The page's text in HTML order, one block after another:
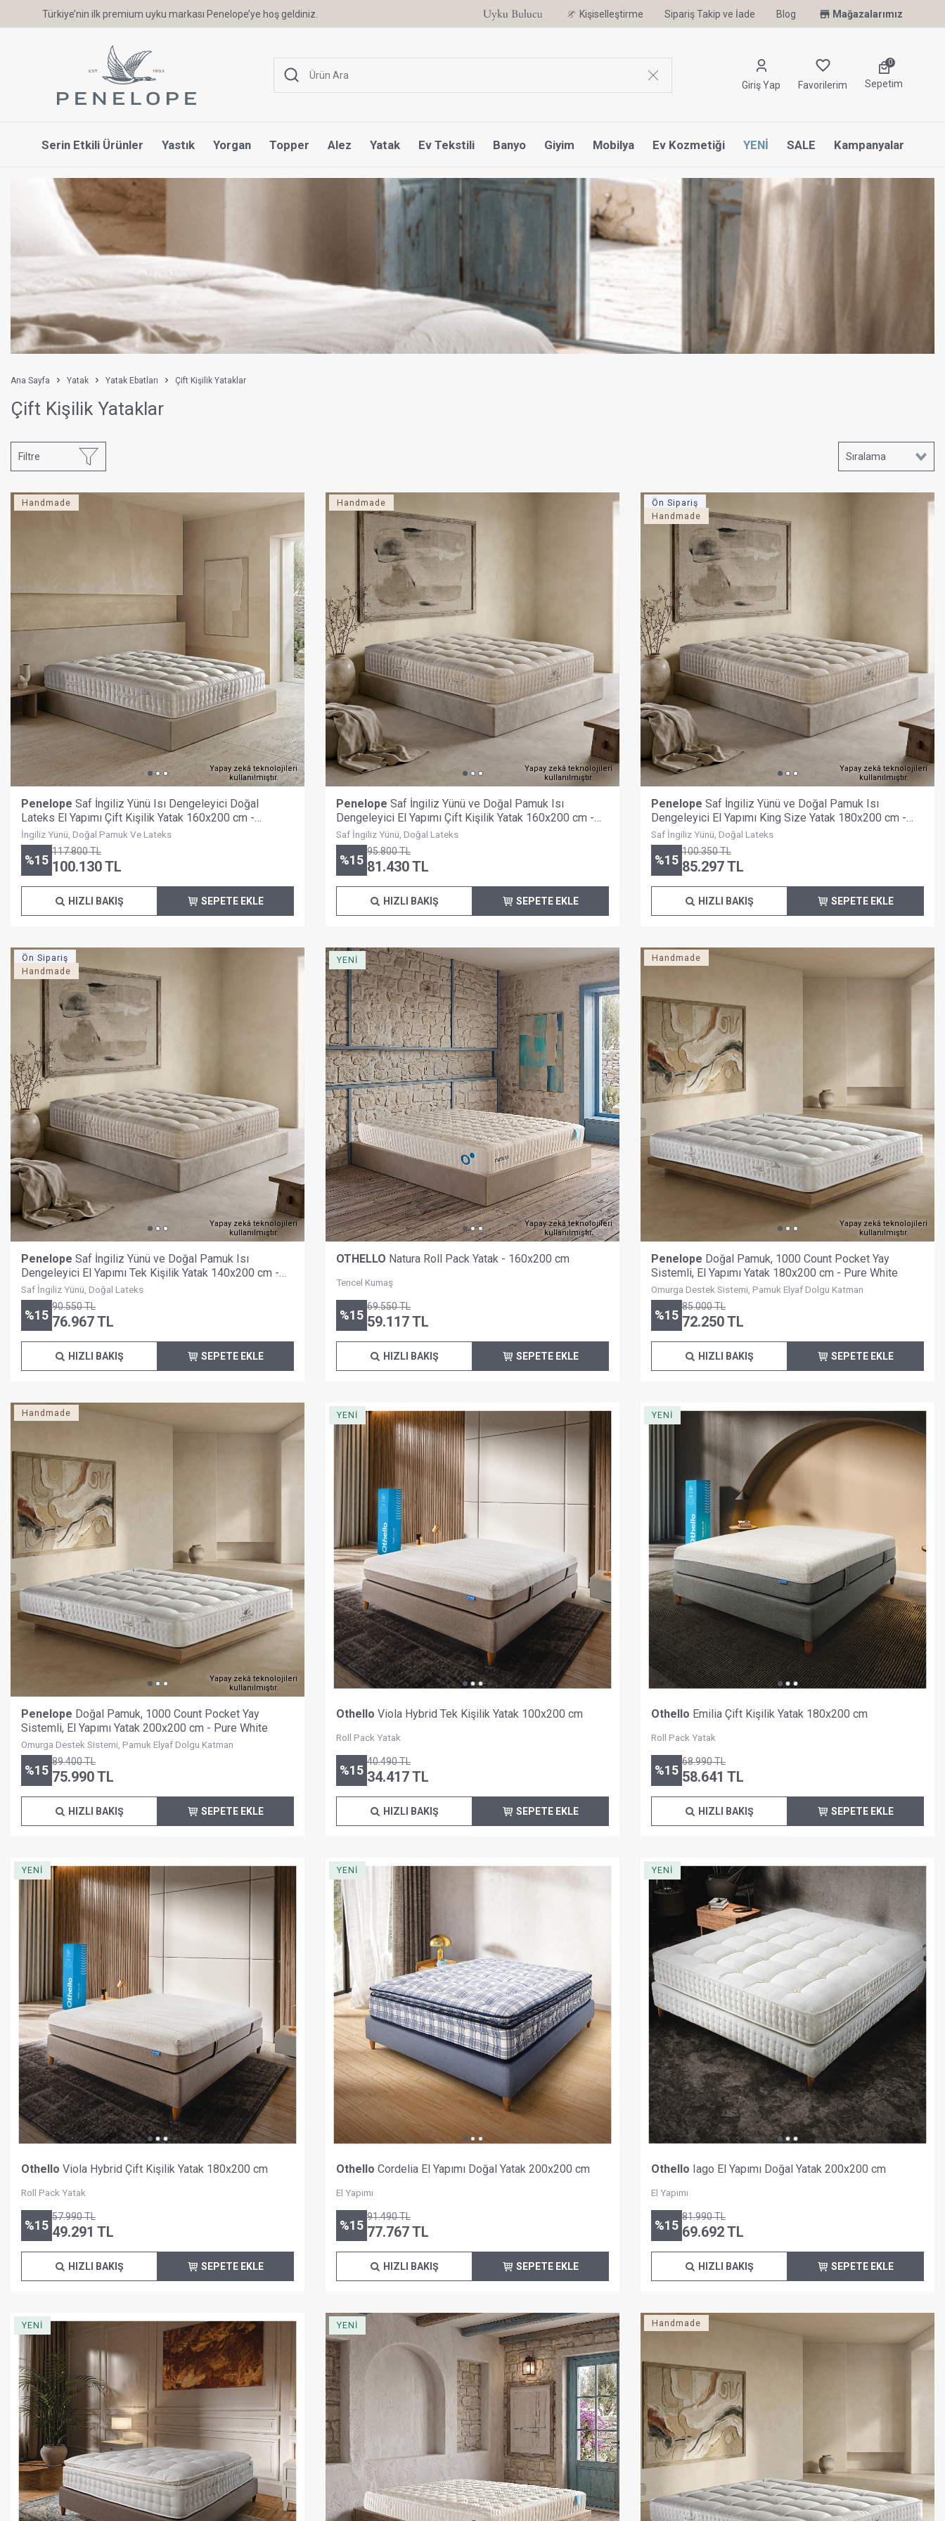
Türkiye’nin ilk premium uyku markası Penelope’ye hoş geldiniz. 6 Ay'a Varan Taksit Ayrıcalığı Uyku Uzmanı Othello Şimdi Penelope'de
Kişiselleştirme Sipariş Takip ve İade Blog Mağazalarımız
Giriş Yap Favorilerim
0
Sepetim
Serin Etkili Ürünler Yastık Yorgan Topper Alez Yatak Ev Tekstili Banyo Giyim Mobilya Ev Kozmetiği YENİ SALE Kampanyalar
Ana Sayfa Yatak Yatak Ebatları Çift Kişilik Yataklar
Çift Kişilik Yataklar
Filtre
Yapay zekâ teknolojileri
kullanılmıştır.
Handmade
Penelope Saf İngiliz Yünü Isı Dengeleyici Doğal
Lateks El Yapımı Çift Kişilik Yatak 160x200 cm -
Berkeley
İngiliz Yünü, Doğal Pamuk Ve Lateks
%15
117.800TL
100.130TL
SEPETE EKLE
HIZLI BAKIŞ
Yapay zekâ teknolojileri
kullanılmıştır.
Handmade
Penelope Saf İngiliz Yünü ve Doğal Pamuk Isı
Dengeleyici El Yapımı Çift Kişilik Yatak 160x200 cm -
Burlington
Saf İngiliz Yünü, Doğal Lateks
%15
95.800TL
81.430TL
SEPETE EKLE
HIZLI BAKIŞ
Yapay zekâ teknolojileri
kullanılmıştır.
Ön Sipariş
Handmade
Penelope Saf İngiliz Yünü ve Doğal Pamuk Isı
Dengeleyici El Yapımı King Size Yatak 180x200 cm -
Burlington
Saf İngiliz Yünü, Doğal Lateks
%15
100.350TL
85.297TL
SEPETE EKLE
HIZLI BAKIŞ
Yapay zekâ teknolojileri
kullanılmıştır.
Ön Sipariş
Handmade
Penelope Saf İngiliz Yünü ve Doğal Pamuk Isı
Dengeleyici El Yapımı Tek Kişilik Yatak 140x200 cm -
Burlington
Saf İngiliz Yünü, Doğal Lateks
%15
90.550TL
76.967TL
SEPETE EKLE
HIZLI BAKIŞ
Yapay zekâ teknolojileri
kullanılmıştır.
YENİ
OTHELLO Natura Roll Pack Yatak - 160x200 cm
Tencel Kumaş
%15
69.550TL
59.117TL
SEPETE EKLE
HIZLI BAKIŞ
Yapay zekâ teknolojileri
kullanılmıştır.
Handmade
Penelope Doğal Pamuk, 1000 Count Pocket Yay
Sistemli, El Yapımı Yatak 180x200 cm - Pure White
Omurga Destek Sistemi, Pamuk Elyaf Dolgu Katman
%15
85.000TL
72.250TL
SEPETE EKLE
HIZLI BAKIŞ
Yapay zekâ teknolojileri
kullanılmıştır.
Handmade
Penelope Doğal Pamuk, 1000 Count Pocket Yay
Sistemli, El Yapımı Yatak 200x200 cm - Pure White
Omurga Destek Sistemi, Pamuk Elyaf Dolgu Katman
%15
89.400TL
75.990TL
SEPETE EKLE
HIZLI BAKIŞ
YENİ
Othello Viola Hybrid Tek Kişilik Yatak 100x200 cm
Roll Pack Yatak
%15
40.490TL
34.417TL
SEPETE EKLE
HIZLI BAKIŞ
YENİ
Othello Emilia Çift Kişilik Yatak 180x200 cm
Roll Pack Yatak
%15
68.990TL
58.641 TL
SEPETE EKLE
HIZLI BAKIŞ
YENİ
Othello Viola Hybrid Çift Kişilik Yatak 180x200 cm
Roll Pack Yatak
%15
57.990TL
49.291 TL
SEPETE EKLE
HIZLI BAKIŞ
YENİ
Othello Cordelia El Yapımı Doğal Yatak 200x200 cm
El Yapımı
%15
91.490TL
77.767TL
SEPETE EKLE
HIZLI BAKIŞ
YENİ
Othello Iago El Yapımı Doğal Yatak 200x200 cm
El Yapımı
%15
81.990TL
69.692TL
SEPETE EKLE
HIZLI BAKIŞ
YENİ YENİ Handmade